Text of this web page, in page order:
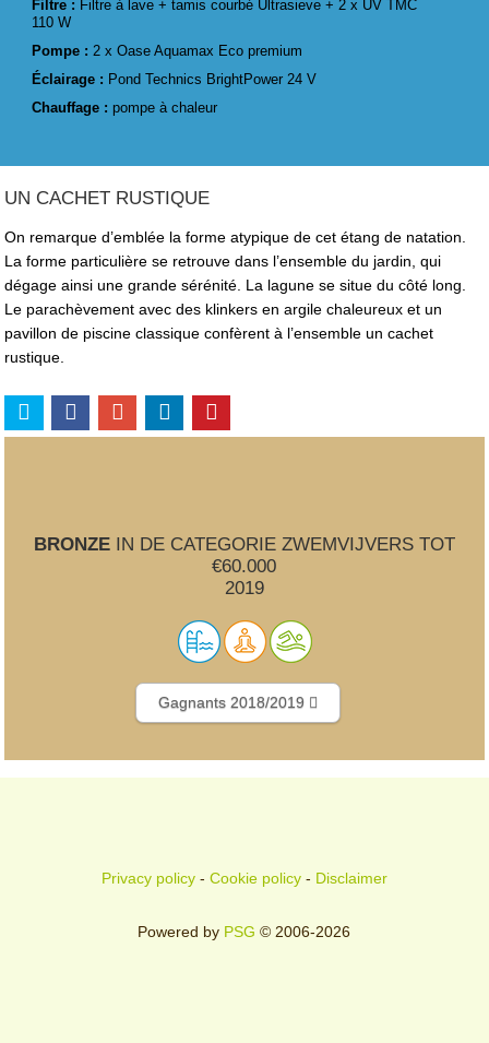
Filtre : Filtre à lave + tamis courbé Ultrasieve + 2 x UV TMC
110 W
Pompe : 2 x Oase Aquamax Eco premium
Éclairage : Pond Technics BrightPower 24 V
Chauffage :pompe à chaleur
UN CACHET RUSTIQUE
On remarque d’emblée la forme atypique de cet étang de natation.
La forme particulière se retrouve dans l’ensemble du jardin, qui
dégage ainsi une grande sérénité. La lagune se situe du côté long.
Le parachèvement avec des klinkers en argile chaleureux et un
pavillon de piscine classique confèrent à l’ensemble un cachet
rustique.
BRONZEIN DE CATEGORIE ZWEMVIJVERS TOT
€60.000
2019
Gagnants 2018/2019
Privacy policy- Cookie policy- Disclaimer
Powered by PSG © 2006-2026